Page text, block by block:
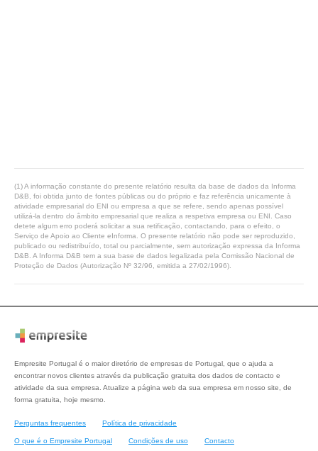
(1) A informação constante do presente relatório resulta da base de dados da Informa
D&B, foi obtida junto de fontes públicas ou do próprio e faz referência unicamente à
atividade empresarial do ENI ou empresa a que se refere, sendo apenas possível
utilizá-la dentro do âmbito empresarial que realiza a respetiva empresa ou ENI. Caso
detete algum erro poderá solicitar a sua retificação, contactando, para o efeito, o
Serviço de Apoio ao Cliente eInforma. O presente relatório não pode ser reproduzido,
publicado ou redistribuído, total ou parcialmente, sem autorização expressa da Informa
D&B. A Informa D&B tem a sua base de dados legalizada pela Comissão Nacional de
Proteção de Dados (Autorização Nº 32/96, emitida a 27/02/1996).
Empresite Portugal é o maior diretório de empresas de Portugal, que o ajuda a
encontrar novos clientes através da publicação gratuita dos dados de contacto e
atividade da sua empresa. Atualize a página web da sua empresa em nosso site, de
forma gratuita, hoje mesmo.
Perguntas frequentes Política de privacidade
O que é o Empresite Portugal Condições de uso Contacto